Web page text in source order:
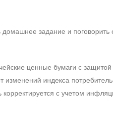
задание и поговорить
ценные бумаги с защитой
индекса
с учетом